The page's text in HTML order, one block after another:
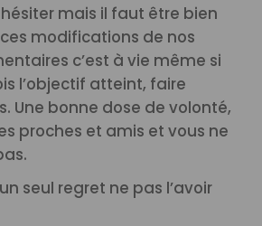
mais il faut être bien
modifications de nos
c’est à vie même si
l’objectif atteint, faire
Une bonne dose de volonté,
proches et amis et vous ne
seul regret ne pas l’avoir